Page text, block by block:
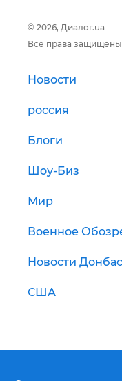
© 2026, Диалог.ua
Все права
Новости
россия
Блоги
Шоу-Биз
Мир
Военное
Новости
США